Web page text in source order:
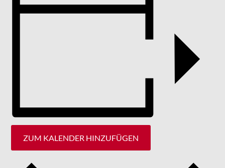
ZUM KALENDER HINZUFÜGEN